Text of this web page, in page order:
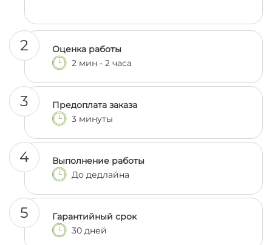
2
Оценка работы
2 мин - 2 часа
3
Предоплата заказа
3 минуты
4
Выполнение работы
До дедлайна
5
Гарантийный срок
30 дней